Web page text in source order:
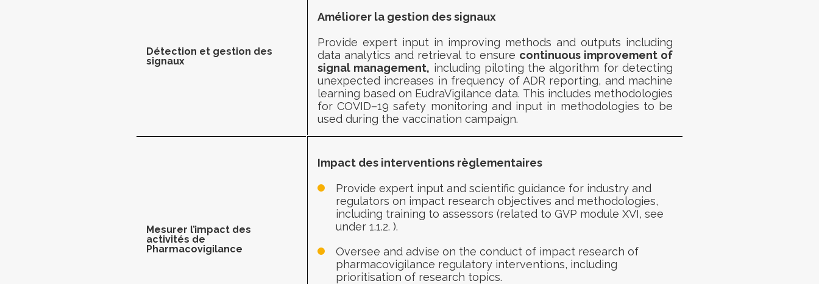
Détection et gestion des
signaux
Améliorer la gestion des signaux
Provide expert input in improving methods and outputs including
data analytics and retrieval to ensure continuous improvement of
signal management, including piloting the algorithm fordetecting
unexpected increases in frequency of ADR reporting, and machine
learning based on EudraVigilance data. This includes methodologies
for COVID–19 safety monitoring and input in methodologies to be
used during the vaccination campaign.
Mesurer l’impact des
activités de
Pharmacovigilance
Impact des interventions règlementaires
Provide expert input and scientific guidance for industry and
regulators on impact research objectives and methodologies,
including training to assessors (related to GVP module XVI, see
under 1.1.2. ).
Oversee and advise on the conduct of impact research of
pharmacovigilance regulatory interventions, including
prioritisation of research topics.